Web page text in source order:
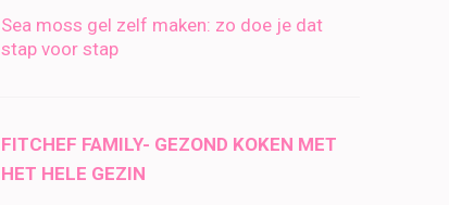
Sea moss gel zelf maken: zo doe je dat
stap voor stap
FITCHEF FAMILY- GEZOND KOKEN MET
HET HELE GEZIN